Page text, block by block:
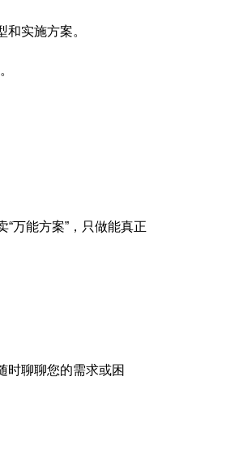
实施方案。
万能方案”，只做能真正
时聊聊您的需求或困